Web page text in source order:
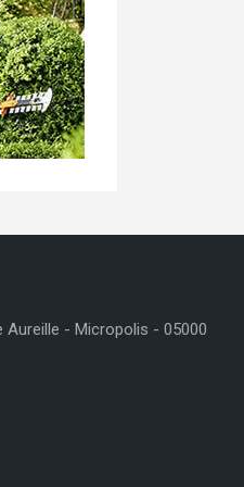
Aureille - Micropolis - 05000